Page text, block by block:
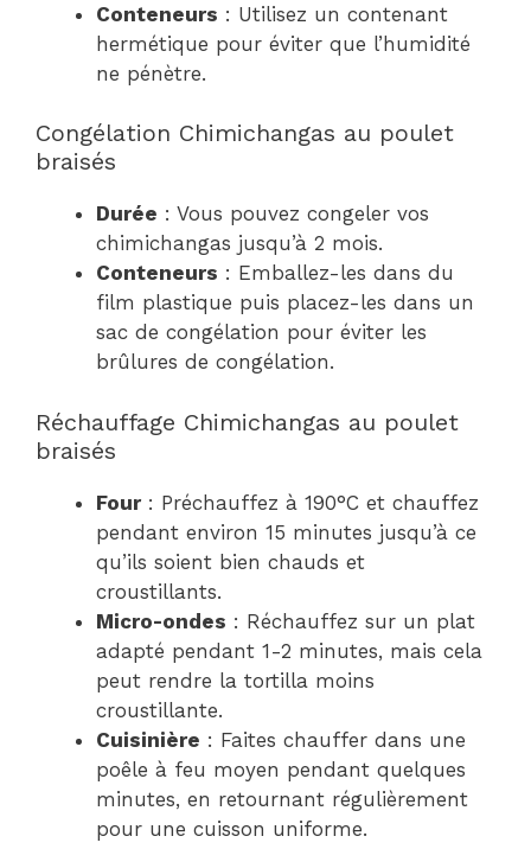
Conteneurs : Utilisez un contenant
hermétique pour éviter que l’humidité
ne pénètre.
Congélation Chimichangas au poulet
braisés
Durée : Vous pouvez congeler vos
chimichangas jusqu’à 2 mois.
Conteneurs : Emballez-les dans du
film plastique puis placez-les dans un
sac de congélation pour éviter les
brûlures de congélation.
Réchauffage Chimichangas au poulet
braisés
Four: Préchauffez à 190°C et chauffez
pendant environ 15 minutes jusqu’à ce
qu’ils soient bien chauds et
croustillants.
Micro-ondes : Réchauffez sur un plat
adapté pendant 1-2 minutes, mais cela
peut rendre la tortilla moins
croustillante.
Cuisinière : Faites chauffer dans une
poêle à feu moyen pendant quelques
minutes, en retournant régulièrement
pour une cuisson uniforme.